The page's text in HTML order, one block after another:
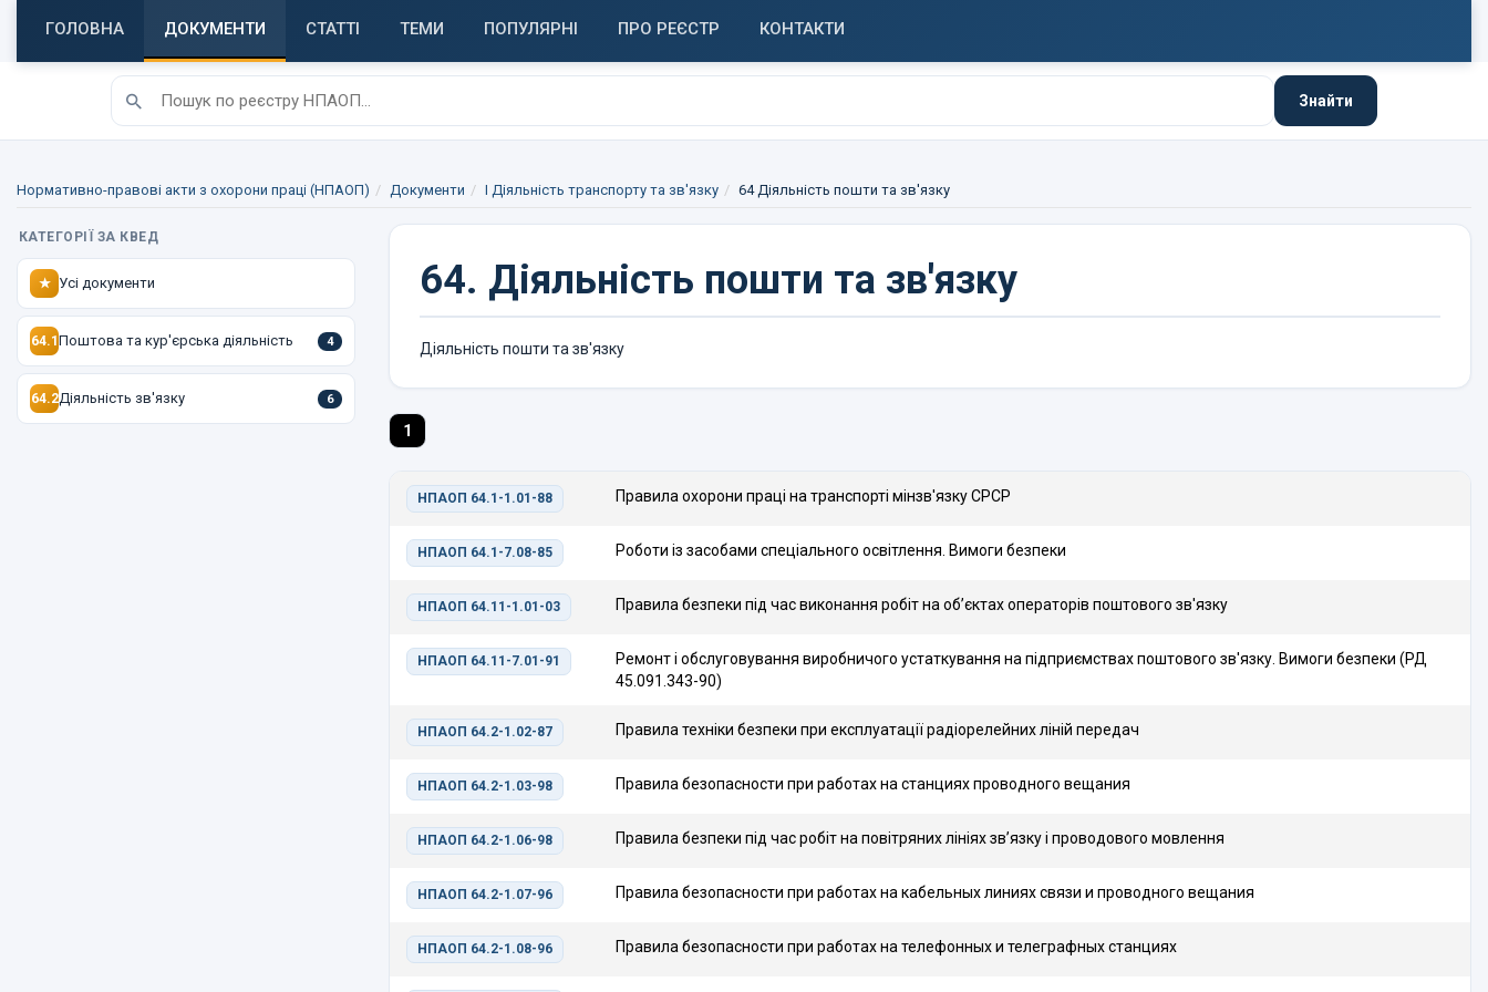
ГОЛОВНА ДОКУМЕНТИ СТАТТІ ТЕМИ ПОПУЛЯРНІ ПРО РЕЄСТР КОНТАКТИ
Знайти
Нормативно-правові акти з охорони праці (НПАОП) Документи I Діяльність транспорту та зв'язку 64 Діяльність пошти та зв'язку
КАТЕГОРІЇ ЗА КВЕД
★ Усі документи
64.1Поштова та кур'єрська діяльність 4
64.2Діяльність зв'язку 6
64. Діяльність пошти та зв'язку
Діяльність пошти та зв'язку
1
НПАОП 64.1-1.01-88 Правила охорони праці на транспорті мінзв'язку СРСР
НПАОП 64.1-7.08-85 Роботи із засобами спеціального освітлення. Вимоги безпеки
НПАОП 64.11-1.01-03 Правила безпеки під час виконання робіт на об’єктах операторів поштового зв'язку
НПАОП 64.11-7.01-91
Ремонт і обслуговування виробничого устаткування на підприємствах поштового зв'язку. Вимоги безпеки (РД
45.091.343-90)
НПАОП 64.2-1.02-87 Правила техніки безпеки при експлуатації радіорелейних ліній передач
НПАОП 64.2-1.03-98 Правила безопасности при работах на станциях проводного вещания
НПАОП 64.2-1.06-98 Правила безпеки під час робіт на повітряних лініях зв’язку і проводового мовлення
НПАОП 64.2-1.07-96 Правила безопасности при работах на кабельных линиях связи и проводного вещания
НПАОП 64.2-1.08-96 Правила безопасности при работах на телефонных и телеграфных станциях